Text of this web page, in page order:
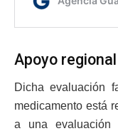
Apoyo regional
Dicha evaluación
medicamento está
a una evaluación